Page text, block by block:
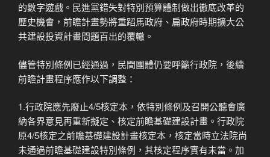
的數字遊戲。民進黨錯失對特別預算體制做出徹底改革的
歷史機會，前瞻計畫勢將重蹈馬政府、扁政府時期擴大公
共建設投資計畫問題百出的覆轍。
儘管特別條例已經通過，民間團體仍要呼籲行政院，後續
前瞻計畫程序應作以下調整：
1.行政院應先廢止4/5核定本，依特別條例及召開公聽會廣
納各界意見再重新擬定、核定前瞻基礎建設計畫。行政院
原4/5核定之前瞻基礎建設計畫核定本，核定當時立法院尚
未通過前瞻基礎建設特別條例，其核定程序實有未當。加